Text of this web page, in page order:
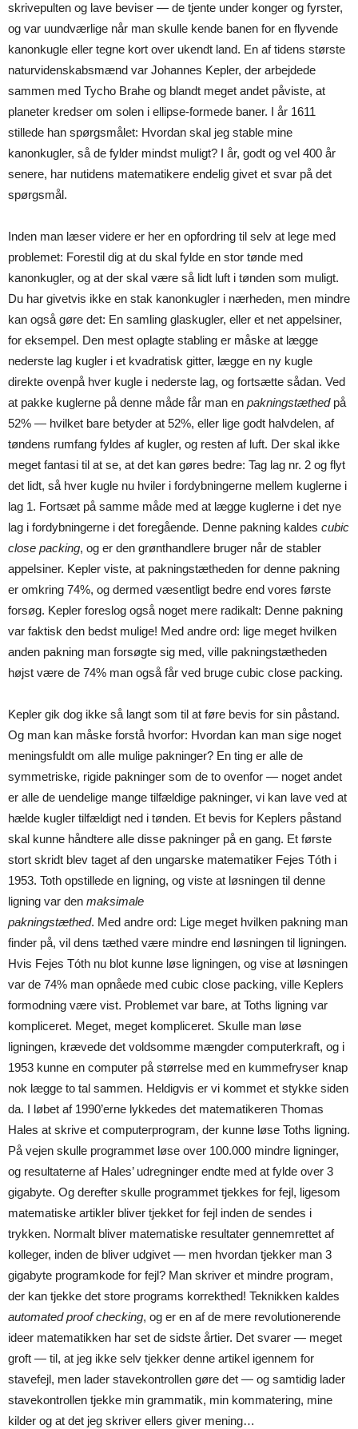
skrivepulten og lave beviser — de tjente under konger og fyrster,
og var uundværlige når man skulle kende banen for en flyvende
kanonkugle eller tegne kort over ukendt land. En af tidens største
naturvidenskabsmænd var Johannes Kepler, der arbejdede
sammen med Tycho Brahe og blandt meget andet påviste, at
planeter kredser om solen i ellipse-formede baner. I år 1611
stillede han spørgsmålet: Hvordan skal jeg stable mine
kanonkugler, så de fylder mindst muligt? I år, godt og vel 400 år
senere, har nutidens matematikere endelig givet et svar på det
spørgsmål.
Inden man læser videre er her en opfordring til selv at lege med
problemet: Forestil dig at du skal fylde en stor tønde med
kanonkugler, og at der skal være så lidt luft i tønden som muligt.
Du har givetvis ikke en stak kanonkugler i nærheden, men mindre
kan også gøre det: En samling glaskugler, eller et net appelsiner,
for eksempel. Den mest oplagte stabling er måske at lægge
nederste lag kugler i et kvadratisk gitter, lægge en ny kugle
direkte ovenpå hver kugle i nederste lag, og fortsætte sådan. Ved
at pakke kuglerne på denne måde får man en pakningstæthedpå
52% — hvilket bare betyder at 52%, eller lige godt halvdelen, af
tøndens rumfang fyldes af kugler, og resten af luft. Der skal ikke
meget fantasi til at se, at det kan gøres bedre: Tag lag nr. 2 og flyt
det lidt, så hver kugle nu hviler i fordybningerne mellem kuglerne i
lag 1. Fortsæt på samme måde med at lægge kuglerne i det nye
lag i fordybningerne i det foregående. Denne pakning kaldes cubic
close packing, og er den grønthandlere bruger når de stabler
appelsiner. Kepler viste, at pakningstætheden for denne pakning
er omkring 74%, og dermed væsentligt bedre end vores første
forsøg. Kepler foreslog også noget mere radikalt: Denne pakning
var faktisk den bedst mulige! Med andre ord: lige meget hvilken
anden pakning man forsøgte sig med, ville pakningstætheden
højst være de 74% man også får ved bruge cubic close packing.
Kepler gik dog ikke så langt som til at føre bevis for sin påstand.
Og man kan måske forstå hvorfor: Hvordan kan man sige noget
meningsfuldt om alle mulige pakninger? En ting er alle de
symmetriske, rigide pakninger som de to ovenfor — noget andet
er alle de uendelige mange tilfældige pakninger, vi kan lave ved at
hælde kugler tilfældigt ned i tønden. Et bevis for Keplers påstand
skal kunne håndtere alle disse pakninger på en gang. Et første
stort skridt blev taget af den ungarske matematiker Fejes Tóth i
1953. Toth opstillede en ligning, og viste at løsningen til denne
ligning var den maksimale
pakningstæthed. Med andre ord: Lige meget hvilken pakning man
finder på, vil dens tæthed være mindre end løsningen til ligningen.
Hvis Fejes Tóth nu blot kunne løse ligningen, og vise at løsningen
var de 74% man opnåede med cubic close packing, ville Keplers
formodning være vist. Problemet var bare, at Toths ligning var
kompliceret. Meget, meget kompliceret. Skulle man løse
ligningen, krævede det voldsomme mængder computerkraft, og i
1953 kunne en computer på størrelse med en kummefryser knap
nok lægge to tal sammen. Heldigvis er vi kommet et stykke siden
da. I løbet af 1990’erne lykkedes det matematikeren Thomas
Hales at skrive et computerprogram, der kunne løse Toths ligning.
På vejen skulle programmet løse over 100.000 mindre ligninger,
og resultaterne af Hales’ udregninger endte med at fylde over 3
gigabyte. Og derefter skulle programmet tjekkes for fejl, ligesom
matematiske artikler bliver tjekket for fejl inden de sendes i
trykken. Normalt bliver matematiske resultater gennemrettet af
kolleger, inden de bliver udgivet — men hvordan tjekker man 3
gigabyte programkode for fejl? Man skriver et mindre program,
der kan tjekke det store programs korrekthed! Teknikken kaldes
automated proof checking, og er en af de mere revolutionerende
ideer matematikken har set de sidste årtier. Det svarer — meget
groft — til, at jeg ikke selv tjekker denne artikel igennem for
stavefejl, men lader stavekontrollen gøre det — og samtidig lader
stavekontrollen tjekke min grammatik, min kommatering, mine
kilder og at det jeg skriver ellers giver mening…